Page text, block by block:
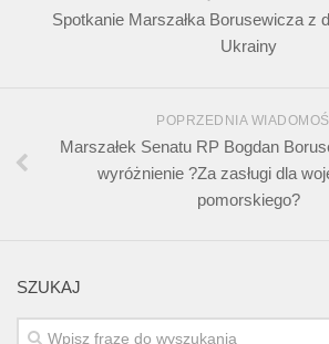
Spotkanie Marszałka Borusewicza z
Ukrainy
POPRZEDNIA
Marszałek Senatu RP Bogdan
wyróżnienie ?Za zasługi dla
pomorskiego?
SZUKAJ